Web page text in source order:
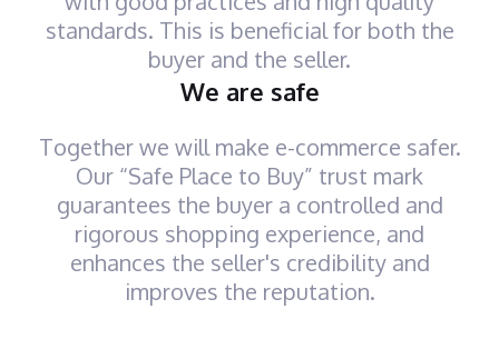
standards. This is beneficial for both the
buyer and the seller.
We are safe
Together we will make e-commerce safer.
Our “Safe Place to Buy” trust mark
guarantees the buyer a controlled and
rigorous shopping experience, and
enhances the seller's credibility and
improves the reputation.